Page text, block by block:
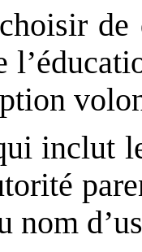
de
inclut le
nom